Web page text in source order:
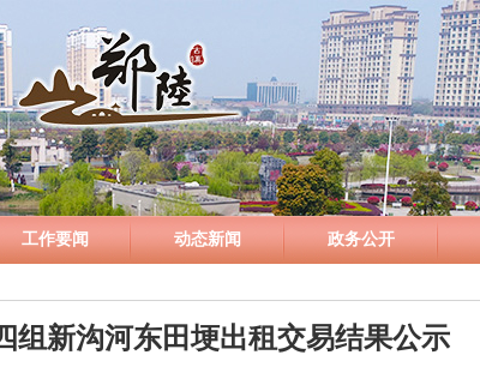
工作要闻 动态新闻 政务公开
组新沟河东田埂出租交易结果公示